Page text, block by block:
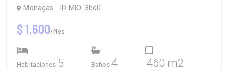
Monagas ID-MIO: 3bd0
$ 1,600/Mes
Habitaciones 5 Baños 4 460 m2